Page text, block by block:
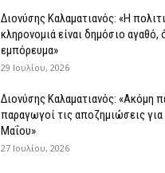
Διονύσης Καλαματιανός: «Η
κληρονομιά είναι δημόσιο αγαθό,
εμπόρευμα»
29 Ιουλίου, 2026
Διονύσης Καλαματιανός: «Ακόμη
παραγωγοί τις αποζημιώσεις για
Μαΐου»
27 Ιουλίου, 2026